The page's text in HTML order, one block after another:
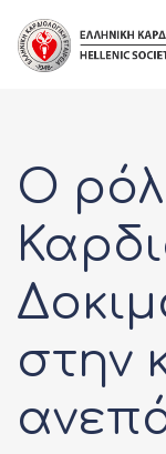
content
Ο
στην